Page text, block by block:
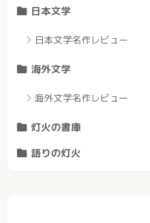
日本文学
日本文学名作レビュー
海外文学
海外文学名作レビュー
灯火の書庫
語りの灯火